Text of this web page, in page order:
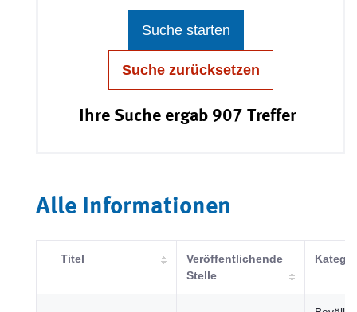
Suche starten
Suche zurücksetzen
Ihre Suche ergab 907 Treffer
Alle Informationen
Titel
Veröffentlichende
Stelle